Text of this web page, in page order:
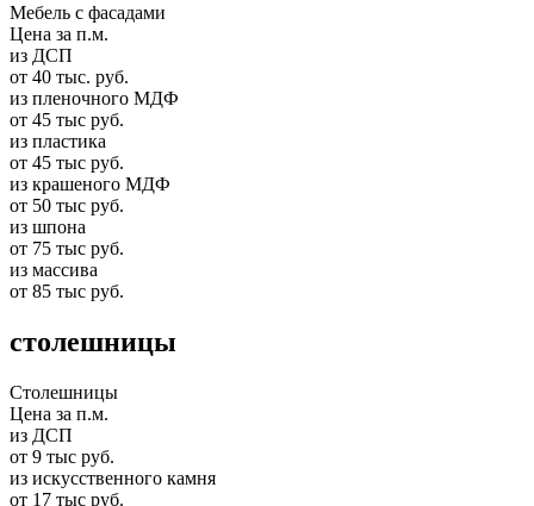
Мебель с фасадами
Цена за п.м.
из ДСП
от 40 тыс. руб.
из пленочного МДФ
от 45 тыс руб.
из пластика
от 45 тыс руб.
из крашеного МДФ
от 50 тыс руб.
из шпона
от 75 тыс руб.
из массива
от 85 тыс руб.
столешницы
Столешницы
Цена за п.м.
из ДСП
от 9 тыс руб.
из искусственного камня
от 17 тыс руб.